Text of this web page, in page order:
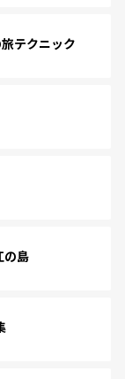
テクニック
の島